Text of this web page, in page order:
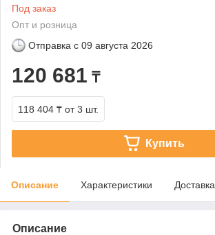
Под заказ
Опт и розница
Отправка с 09 августа 2026
120 681 ₸
118 404 ₸ от 3 шт.
Купить
Описание Характеристики Доставка
Описание